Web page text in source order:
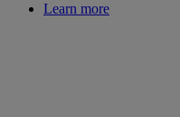
Learn more